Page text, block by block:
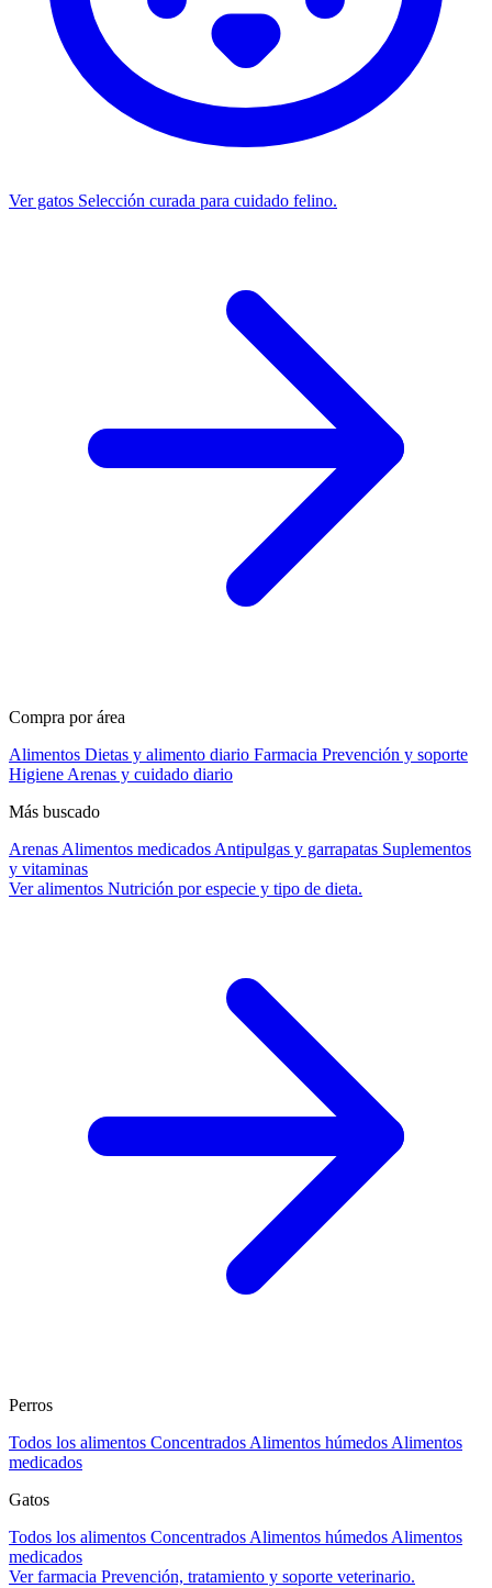
Ver gatos Selección curada para cuidado felino.
Compra por área
Alimentos Dietas y alimento diario Farmacia Prevención y soporte
Higiene Arenas y cuidado diario
Más buscado
Arenas Alimentos medicados Antipulgas y garrapatas Suplementos
y vitaminas
Ver alimentos Nutrición por especie y tipo de dieta.
Perros
Todos los alimentos Concentrados Alimentos húmedos Alimentos
medicados
Gatos
Todos los alimentos Concentrados Alimentos húmedos Alimentos
medicados
Ver farmacia Prevención, tratamiento y soporte veterinario.